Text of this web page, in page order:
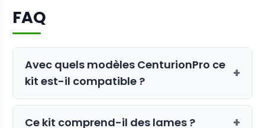
FAQ
Avec quels modèles CenturionPro ce
kit est-il compatible ?
+
Ce kit est compatible avec les modèles
CenturionPro Gladiator, Mini, Original,
Ce kit comprend-il des lames ? +